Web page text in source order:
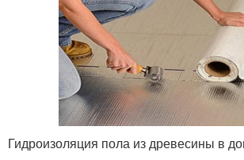
Гидроизоляция пола из древесины в